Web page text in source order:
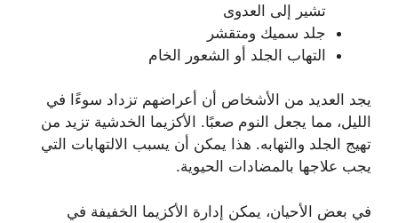
تشير إلى العدوى
جلد سميك ومتقشر
التهاب الجلد أو الشعور الخام
يجد العديد من الأشخاص أن أعراضهم تزداد سوءًا في
الليل، مما يجعل النوم صعبًا. الأكزيما الخدشية تزيد من
تهيج الجلد والتهابه. هذا يمكن أن يسبب الالتهابات التي
يجب علاجها بالمضادات الحيوية.
في بعض الأحيان، يمكن إدارة الأكزيما الخفيفة في